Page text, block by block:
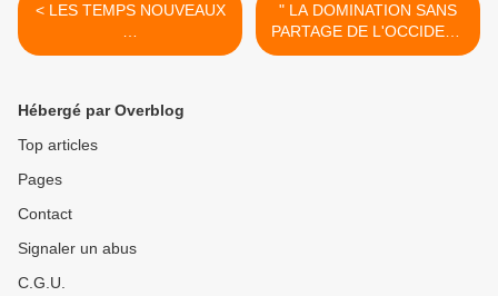
< LES TEMPS NOUVEAUX
" LA DOMINATION SANS
PARTAGE DE L'OCCIDENT
SUR LES AFFAIRES
Hébergé par Overblog
Top articles
Pages
Contact
Signaler un abus
C.G.U.